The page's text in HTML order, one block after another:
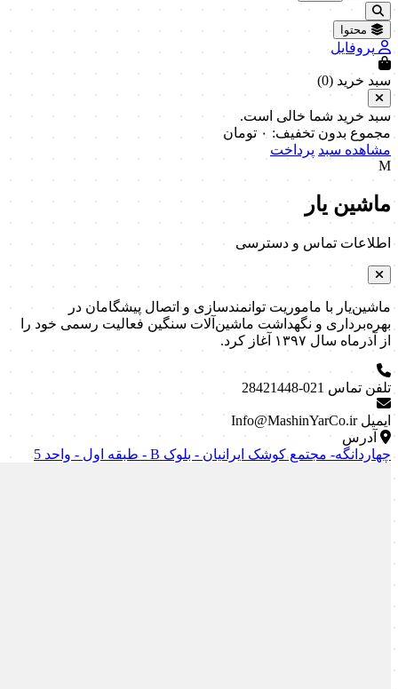
محتوا
پروفایل
سبد خرید (0
)
سبد خرید شما خالی است.
مجموع بدون تخفیف: ۰ تومان
مشاهده سبد پرداخت
M
ماشین یار
اطلاعات تماس و دسترسی
ماشین‌یار با ماموریت توانمندسازی و اتصال پیشگامان در
بهره‌برداری و نگهداشت ماشین‌آلات سنگین فعالیت رسمی خود را
از آذرماه سال ۱۳۹۷ آغاز کرد.
تلفن تماس 021-28421448
ایمیل Info@MashinYarCo.ir
آدرس
چهاردانگه- مجتمع کوشک ایرانیان - بلوک B - طبقه اول - واحد 5